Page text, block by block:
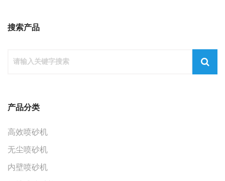
搜索产品
产品分类
高效喷砂机
无尘喷砂机
内壁喷砂机